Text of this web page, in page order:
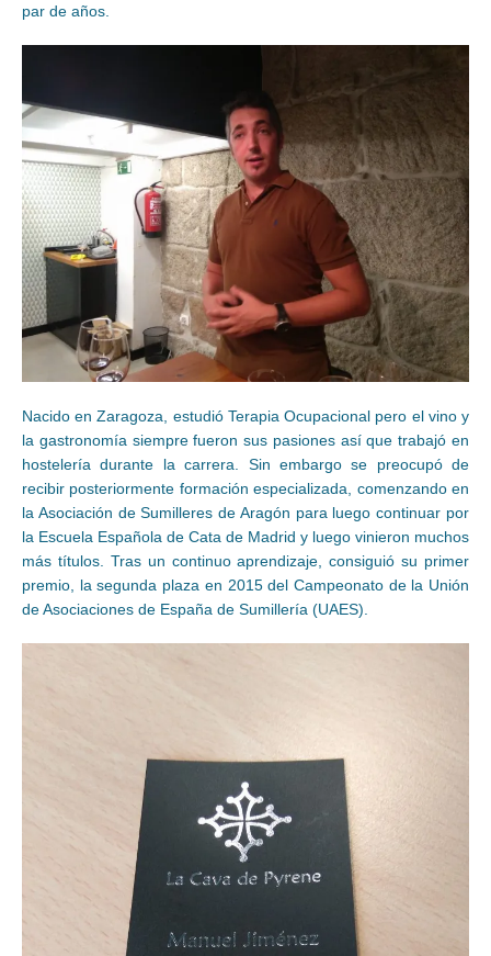
par de años.
Nacido en Zaragoza, estudió Terapia Ocupacional pero el vino y
la gastronomía siempre fueron sus pasiones así que trabajó en
hostelería durante la carrera. Sin embargo se preocupó de
recibir posteriormente formación especializada, comenzando en
la Asociación de Sumilleres de Aragón para luego continuar por
la Escuela Española de Cata de Madrid y luego vinieron muchos
más títulos. Tras un continuo aprendizaje, consiguió su primer
premio, la segunda plaza en 2015 del Campeonato de la Unión
de Asociaciones de España de Sumillería (UAES).